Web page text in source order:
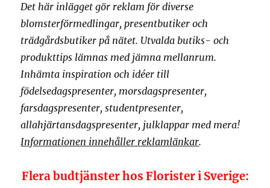
Det här inlägget gör reklam för diverse
blomsterförmedlingar, presentbutiker och
trädgårdsbutiker på nätet. Utvalda butiks- och
produkttips lämnas med jämna mellanrum.
Inhämta inspiration och idéer till
födelsedagspresenter, morsdagspresenter,
farsdagspresenter, studentpresenter,
allahjärtansdagspresenter, julklappar med mera!
Informationen innehåller reklamlänkar.
Flera budtjänster hos Florister i Sverige: